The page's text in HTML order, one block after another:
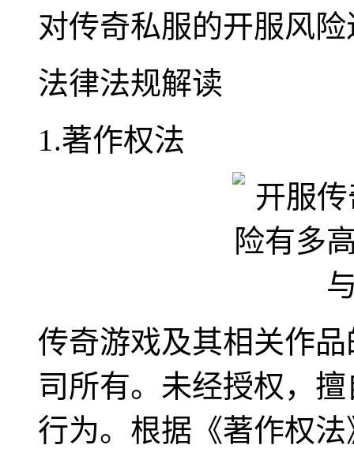
对传奇私服的开服风
法律法规解读
1.著作权法
传奇游戏及其相关作
司所有。未经授权，
行为。根据《著作权